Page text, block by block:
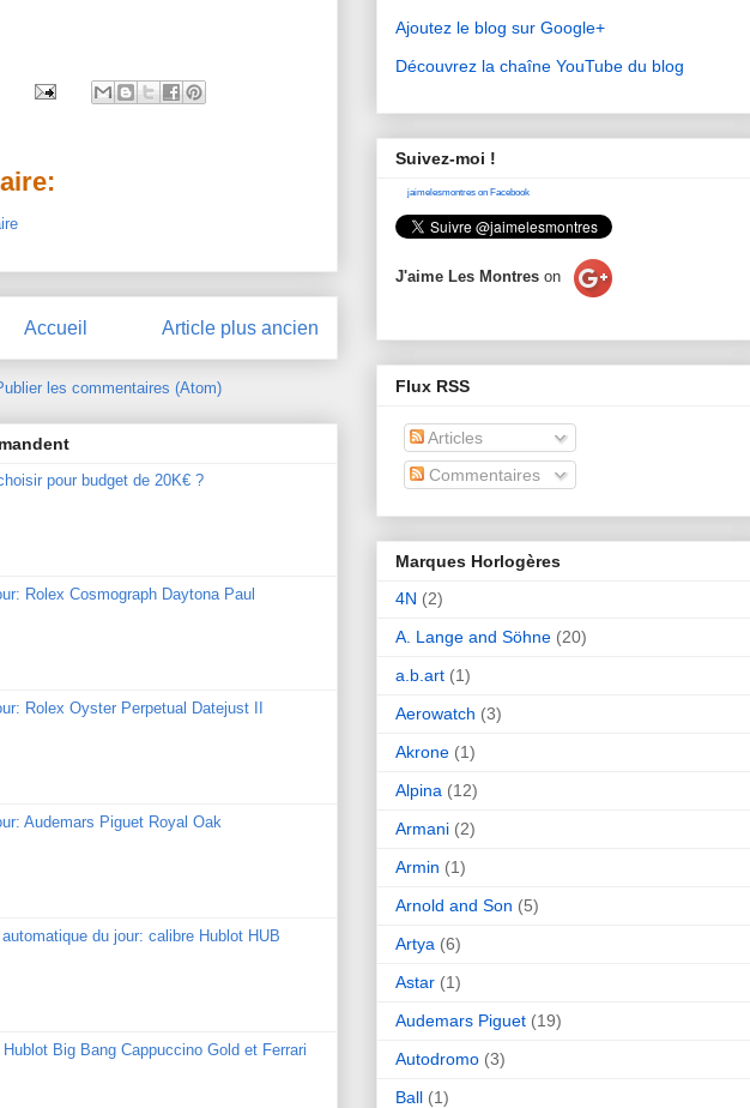
Article plus ancien
Accueil
les commentaires (Atom)
pour budget de 20K€ ?
Rolex Cosmograph Daytona Paul
Rolex Oyster Perpetual Datejust II
Audemars Piguet Royal Oak
automatique du jour: calibre Hublot HUB
Hublot Big Bang Cappuccino Gold et Ferrari
Ajoutez le blog sur Google+
Découvrez la chaîne YouTube du blog
Suivez-moi !
jaimelesmontres on Facebook
J'aime Les Montres on
Flux RSS
Articles
Commentaires
Marques Horlogères
4N (2)
A. Lange and Söhne (20)
a.b.art (1)
Aerowatch (3)
Akrone (1)
Alpina (12)
Armani (2)
Armin (1)
Arnold and Son (5)
Artya (6)
Astar (1)
Audemars Piguet (19)
Autodromo (3)
Ball (1)